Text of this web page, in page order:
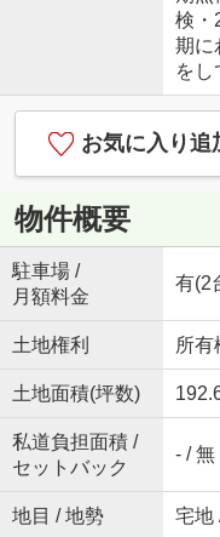
検・
期に
をし
お気に入り追
物件概要
駐車場 /
月額料金
有(2
土地権利 所有
土地面積(坪数)
私道負担面積 /
セットバック
- / 無
地目 / 地勢 宅地